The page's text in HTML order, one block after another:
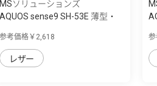
MSソリューションズ
AQUOS sense9 SH-53E 薄型・
参考価格￥2,618
レザー